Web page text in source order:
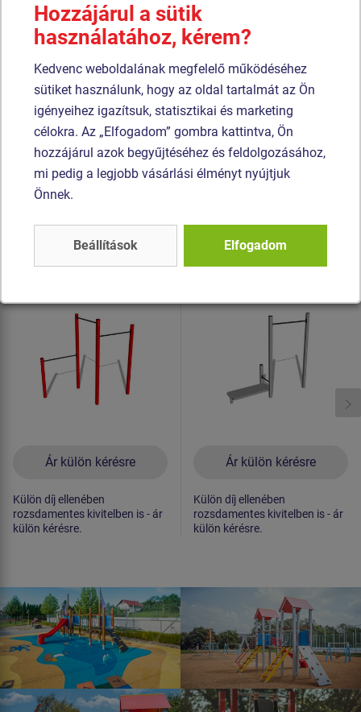
A tartószerkezet szerkezeti horganyzott acélból készül,
majd égetett festékbevonattal van ellátva. Az összes
további fém alkatrész szerkezeti fekete acélból készül,
amelyet szemcseszórással és többrétegű, égetett festéssel
kezelnek. A szerkezetek beton alapba kerülnek rögzítésre.
Az összekötőelemek horganyzottak vagy rozsdamentes
acélból készülnek.
Termék - WS-8003K-15
Street workout
fémszerkezet
Ár külön kérésre
Külön díj ellenében
rozsdamentes kivitelben is - ár
külön kérésre.
Termék - WS-8007K-15
Street workout
fémszerkezet
Ár külön kérésre
Külön díj ellenében
rozsdamentes kivitelben is - ár
külön kérésre.
Hozzájárul a sütik
használatához, kérem?
Kedvenc weboldalának megfelelő működéséhez
sütiket használunk, hogy az oldal tartalmát az Ön
igényeihez igazítsuk, statisztikai és marketing
célokra. Az „Elfogadom” gombra kattintva, Ön
hozzájárul azok begyűjtéséhez és feldolgozásához,
mi pedig a legjobb vásárlási élményt nyújtjuk
Önnek.
Beállítások Elfogadom